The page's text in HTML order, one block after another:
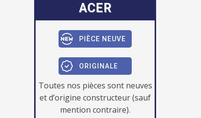
ACER
PIÈCE NEUVE
ORIGINALE
Toutes nos pièces sont neuves
et d’origine constructeur (sauf
mention contraire).